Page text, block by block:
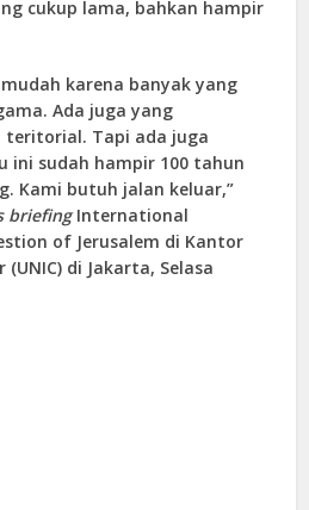
cukup lama, bahkan hampir
karena banyak yang
Ada juga yang
teritorial. Tapi ada juga
ini sudah hampir 100 tahun
Kami butuh jalan keluar,”
briefingInternational
of Jerusalem di Kantor
di‎ Jakarta, Selasa